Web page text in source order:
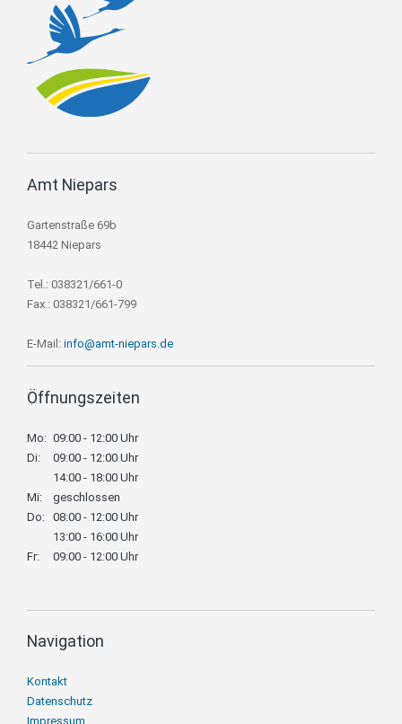
Amt Niepars
Gartenstraße 69b
18442 Niepars
Tel.: 038321/661-0
Fax.: 038321/661-799
E-Mail: info@amt-niepars.de
Öffnungszeiten
Mo: 09:00 - 12:00 Uhr
Di:
09:00 - 12:00 Uhr
14:00 - 18:00 Uhr
Mi:
geschlossen
Do: 08:00 - 12:00 Uhr
13:00 - 16:00 Uhr
Fr:
09:00 - 12:00 Uhr
Navigation
Navigation
überspringen
Kontakt
Datenschutz
Impressum